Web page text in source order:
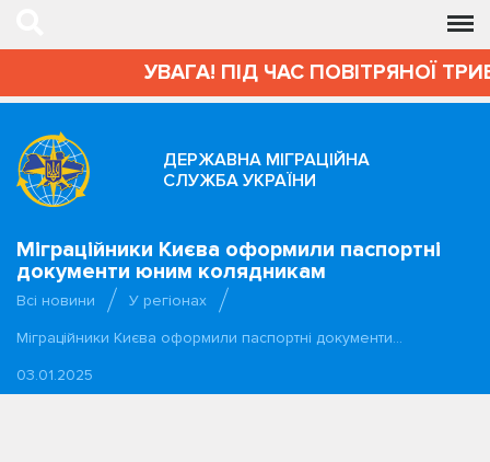
УВАГА! ПІД ЧАС ПОВІТРЯНОЇ
ДЕРЖАВНА МІГРАЦІЙНА
СЛУЖБА УКРАЇНИ
Міграційники Києва оформили паспортні
документи юним колядникам
Всі новини
У регіонах
Міграційники Києва оформили паспортні документи…
03.01.2025